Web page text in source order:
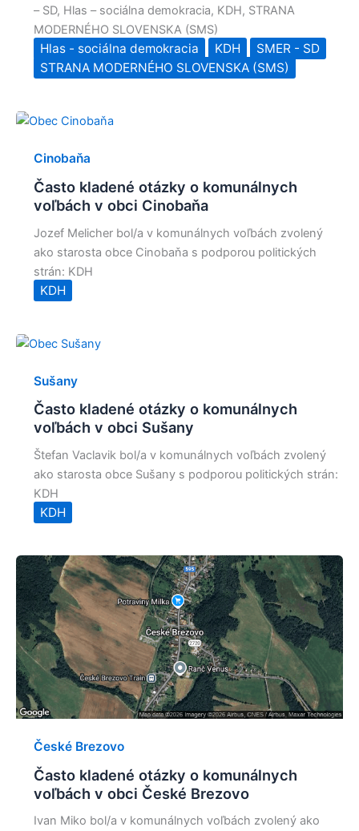
– SD, Hlas – sociálna demokracia, KDH, STRANA
MODERNÉHO SLOVENSKA (SMS)
Hlas - sociálna demokracia KDH
SMER - SD
STRANA MODERNÉHO SLOVENSKA (SMS)
Cinobaňa
Často kladené otázky o komunálnych
voľbách v obci Cinobaňa
Jozef Melicher bol/a v komunálnych voľbách zvolený
ako starosta obce Cinobaňa s podporou politických
strán: KDH
KDH
Sušany
Často kladené otázky o komunálnych
voľbách v obci Sušany
Štefan Vaclavik bol/a v komunálnych voľbách zvolený
ako starosta obce Sušany s podporou politických strán:
KDH
KDH
České Brezovo
Často kladené otázky o komunálnych
voľbách v obci České Brezovo
Ivan Miko bol/a v komunálnych voľbách zvolený ako